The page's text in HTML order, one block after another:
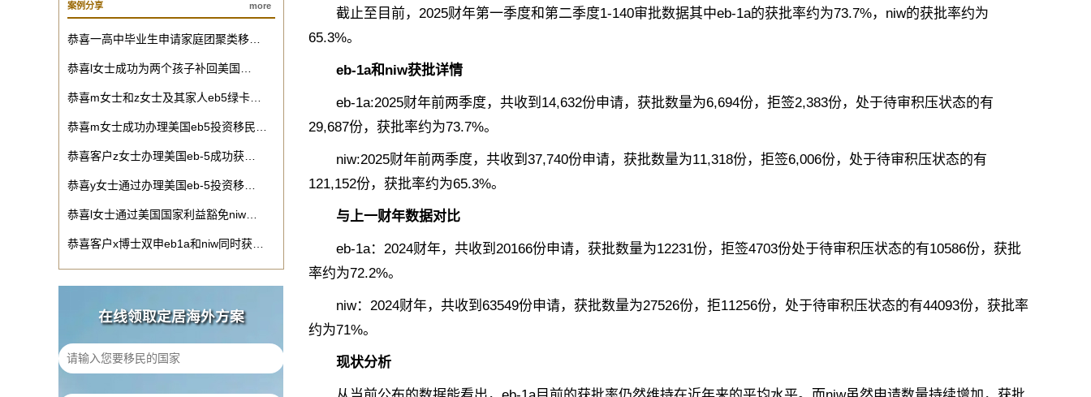
案例分享 more
恭喜一高中毕业生申请家庭团聚类移…
恭喜l女士成功为两个孩子补回美国…
恭喜m女士和z女士及其家人eb5绿卡…
恭喜m女士成功办理美国eb5投资移民…
恭喜客户z女士办理美国eb-5成功获…
恭喜y女士通过办理美国eb-5投资移…
恭喜l女士通过美国国家利益豁免niw…
恭喜客户x博士双申eb1a和niw同时获…
在线领取定居海外方案
截止至目前，2025财年第一季度和第二季度1-140审批数据其中eb-1a的获批率约为73.7%，niw的获批率约为
65.3%。
eb-1a和niw获批详情
eb-1a:2025财年前两季度，共收到14,632份申请，获批数量为6,694份，拒签2,383份，处于待审积压状态的有
29,687份，获批率约为73.7%。
niw:2025财年前两季度，共收到37,740份申请，获批数量为11,318份，拒签6,006份，处于待审积压状态的有
121,152份，获批率约为65.3%。
与上一财年数据对比
eb-1a：2024财年，共收到20166份申请，获批数量为12231份，拒签4703份处于待审积压状态的有10586份，获批
率约为72.2%。
niw：2024财年，共收到63549份申请，获批数量为27526份，拒11256份，处于待审积压状态的有44093份，获批率
约为71%。
现状分析